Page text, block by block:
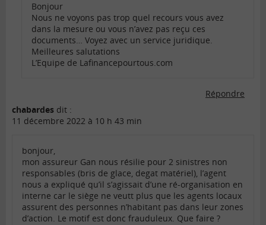
Bonjour
Nous ne voyons pas trop quel recours vous avez
dans la mesure ou vous n’avez pas reçu ces
documents… Voyez avec un service juridique.
Meilleures salutations
L’Equipe de Lafinancepourtous.com
Répondre
chabardes dit :
11 décembre 2022 à 10 h 43 min
bonjour,
mon assureur Gan nous résilie pour 2 sinistres non
responsables (bris de glace, degat matériel), l’agent
nous a expliqué qu’il s’agissait d’une ré-organisation en
interne car le siège ne veutt plus que les agents locaux
assurent des personnes n’habitant pas dans leur zones
d’action. Le motif est donc frauduleux. Que faire ?